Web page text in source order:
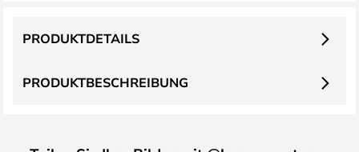
PRODUKTBESCHREIBUNG
PRODUKTDETAILS